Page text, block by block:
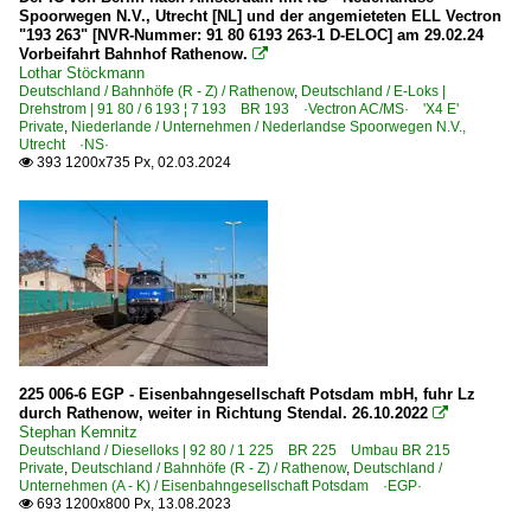
Vossloh HSG Schienenschleifzug
Bahndienstfahrzeuge | Triebfahrzeuge
1 203 BR 203.3 Umbau DR V 100.1
1 229 BR 229 DB Bahnbau Gruppe
Lichtsignale
Dampfloks
BR 03 DB 003 · DR 03.2
1 201 BR 201 DR V 100.1
1 202 BR 202 DR 112 · DR 110 DR V 100.1
1 203 BR 203 DR 110 Umbau DR V 100.1 Private
2000
2007
2008
2009
2010
2011
2012
2013
2014
2015
2016
2017
2018
Spoorwegen N.V., Utrecht [NL] und der angemieteten ELL Vectron
"193 263" [NVR-Nummer: 91 80 6193 263-1 D-ELOC] am 29.02.24
Vorbeifahrt Bahnhof Rathenow. 
Lothar Stöckmann
Deutschland / Bahnhöfe (R - Z) / Rathenow, Deutschland / E-Loks |
Drehstrom | 91 80 / 6 193 ¦ 7 193 BR 193 ·Vectron AC/MS· 'X4 E'
Private, Niederlande / Unternehmen / Nederlandse Spoorwegen N.V.,
Utrecht ·NS·
 393 1200x735 Px, 02.03.2024
225 006-6 EGP - Eisenbahngesellschaft Potsdam mbH, fuhr Lz
durch Rathenow, weiter in Richtung Stendal. 26.10.2022 
Stephan Kemnitz
Deutschland / Dieselloks | 92 80 / 1 225 BR 225 Umbau BR 215
Private, Deutschland / Bahnhöfe (R - Z) / Rathenow, Deutschland /
Unternehmen (A - K) / Eisenbahngesellschaft Potsdam ·EGP·
 693 1200x800 Px, 13.08.2023